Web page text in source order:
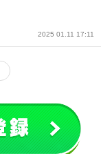
2025 01.11 17:11